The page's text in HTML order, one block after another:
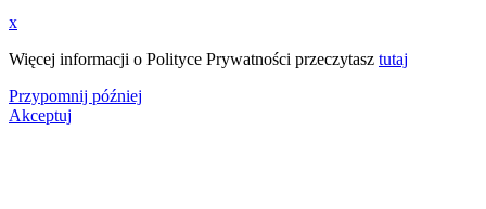
x
Więcej informacji o Polityce Prywatności przeczytasz tutaj
Przypomnij później
Akceptuj